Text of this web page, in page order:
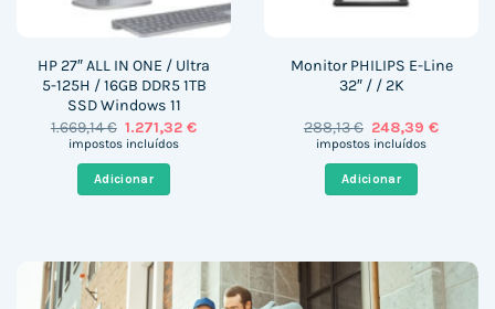
HP 27″ ALL IN ONE / Ultra
5-125H / 16GB DDR5 1TB
SSD Windows 11
1.669,14€ O
preço
era:
1.669,14 €.
1.271,32€O
impostos incluídos
Adicionar
Monitor PHILIPS E-Line
32″ / / 2K
288,13€ O
preço
era:
288,13 €.
248,39€O
impostos incluídos
Adicionar